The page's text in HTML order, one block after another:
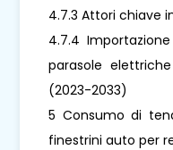
4.7.3 Attori chiave
4.7.4
parasole
(2023-2033)
5 Consumo di
finestrini auto per